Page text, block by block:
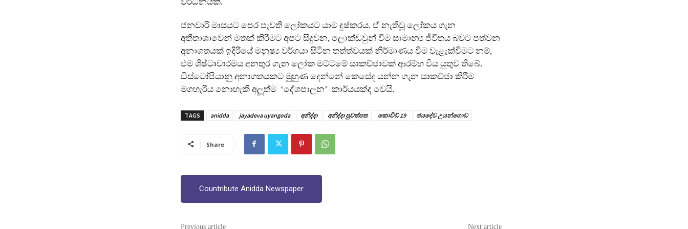
ජනවාරි මාසයට පෙර පැවති ලෝකයට යාම දුෂ්කරය. ඒ නැතිවූ ලෝකය ගැන
අතීතාශාවෙන් මතක් කිරීමට අපට සිදුවන, ලොක්ඩවුන් වීම සාමාන්‍ය ජීවිතය බවට පත්වන
අනාගතයක් ඉදිරියේ මනුෂ්‍ය වර්ගයා සිටින තත්ත්වයක් නිර්මාණය වීම වැළැක්වීමට නම්,
එම ශිෂ්ටාචාරමය අනතුර ගැන ලෝක මට්ටමේ සාකච්ඡාවක් ආරම්භ විය යුතුව තිබේ.
ඩිස්ටෝපියානු අනාගතයකට මුහුණ දෙන්නේ කෙසේද යන්න ගැන සාකච්ඡා කිරීම
මගහැරිය නොහැකි අලූත්ම ‘දේශපාලන’ කාර්යයක්ද වෙයි.
TAGS anidda jayadeva uyangoda අනිද්දා අනිද්දා පුවත්පත කොවිඩ් 19 ජයදේව උයන්ගොඩ
Share
Countribute Anidda Newspaper
Previous article Next article